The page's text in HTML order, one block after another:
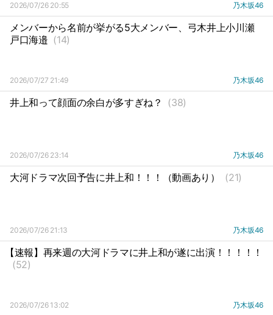
2026/07/26 20:55 乃木坂46
メンバーから名前が挙がる5大メンバー、弓木井上小川瀬
戸口海邉 (14)
2026/07/27 21:49 乃木坂46
井上和って顔面の余白が多すぎね？ (38)
2026/07/26 23:14 乃木坂46
大河ドラマ次回予告に井上和！！！（動画あり） (21)
2026/07/26 21:13 乃木坂46
【速報】再来週の大河ドラマに井上和が遂に出演！！！！！
(52)
2026/07/26 13:02 乃木坂46